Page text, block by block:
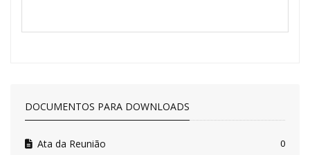
DOCUMENTOS PARA DOWNLOADS
Ata da Reunião 0